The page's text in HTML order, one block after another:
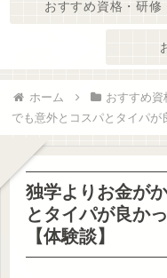
おすすめ資格・研修
ホーム おすすめ資
でも意外とコスパとタイパが
独学よりお金が
とタイパが良か
【体験談】